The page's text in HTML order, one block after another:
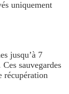
uniquement
jusqu’à 7
sauvegardes
récupération